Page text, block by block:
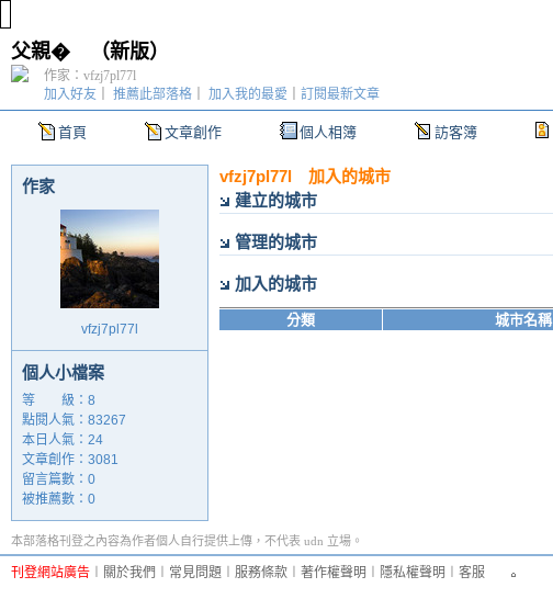
父親� （新版）
首頁 文章創作 個人相簿 訪客簿
加入好友 推薦此部落格 加入我的最愛 訂閱最新文章
作家：vfzj7pl77l
作家
vfzj7pl77l
個人小檔案
等 級：8
點閱人氣：83267
本日人氣：24
文章創作：3081
留言篇數：0
被推薦數： 0
vfzj7pl77l 加入的城市
建立的城市
管理的城市
加入的城市
分類 城市名稱
本部落格刊登之內容為作者個人自行提供上傳，不代表 udn 立場。
刊登網站廣告 關於我們 常見問題 服務條款 著作權聲明 隱私權聲明 客服